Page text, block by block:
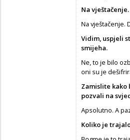
Na vještačenje.
Na vještačenje.
Vidim, uspjeli
smijeha.
Ne, to je bilo
oni su je
Zamislite kako
pozvali na
Apsolutno. A
Koliko je